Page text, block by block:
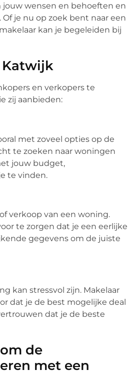
jouw wensen en behoeften en
je nu op zoek bent naar een
kan je begeleiden bij
Katwijk
en verkopers te
zij aanbieden:
met zoveel opties op de
te zoeken naar woningen
jouw budget,
te vinden.
verkoop van een woning.
te zorgen dat je een eerlijke
gegevens om de juiste
kan stressvol zijn. Makelaar
dat je de best mogelijke deal
dat je de beste
de
met een